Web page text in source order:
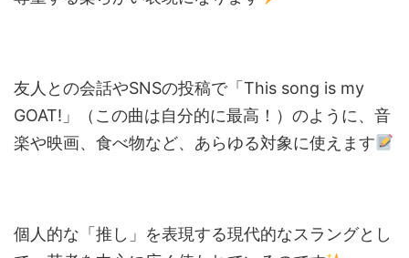
友人との会話やSNSの投稿で「This song is my
GOAT!」（この曲は自分的に最高！）のように、音
楽や映画、食べ物など、あらゆる対象に使えます
個人的な「推し」を表現する現代的なスラングとし